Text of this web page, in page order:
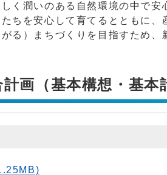
く潤いのある自然環境の中で
ちを安心して育てるとともに
る）まちづくりを目指すため
画（基本構想・基本